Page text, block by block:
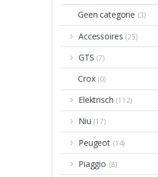
Geen categorie (3)
Accessoires (25)
GTS (7)
Crox (0)
Elektrisch (112)
Niu (17)
Peugeot (14)
Piaggio (8)